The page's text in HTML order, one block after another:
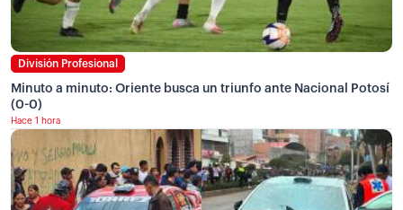
División Profesional
Minuto a minuto: Oriente busca un triunfo ante Nacional Potosí
(0-0)
Hace 1 hora